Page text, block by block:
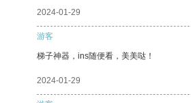
2024-01-29
游客
梯子神器，ins随便看，美美哒！
2024-01-29